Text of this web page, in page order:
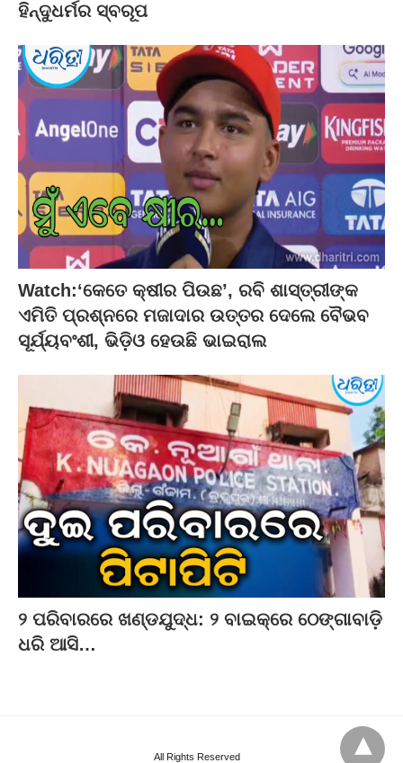
ହିନ୍ଦୁଧର୍ମର ସ୍ବରୂପ
Watch:‘କେତେ କ୍ଷୀର ପିଉଛ’, ରବି ଶାସ୍ତ୍ରୀଙ୍କ
ଏମିତି ପ୍ରଶ୍ନରେ ମଜାଦାର ଉତ୍ତର ଦେଲେ ବୈଭବ
ସୂର୍ଯ୍ୟବଂଶୀ, ଭିଡ଼ିଓ ହେଉଛି ଭାଇରାଲ
୨ ପରିବାରରେ ଖଣ୍ଡଯୁଦ୍ଧ: ୨ ବାଇକ୍‌ରେ ଠେଙ୍ଗାବାଡ଼ି
ଧରି ଆସି…
All Rights Reserved